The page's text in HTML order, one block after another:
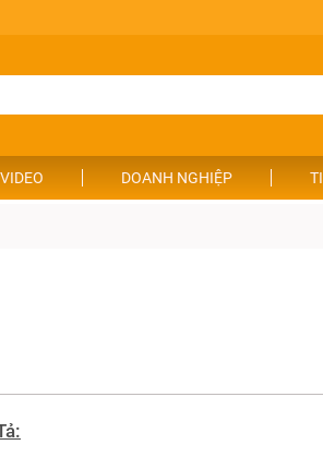
VIDEO DOANH NGHIỆP